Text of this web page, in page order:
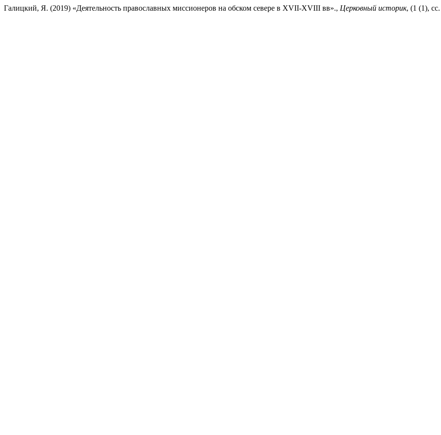
Галицкий, Я. (2019) «Деятельность православных миссионеров на обском севере в XVII-XVIII вв»., Церковный историк, (1 (1),